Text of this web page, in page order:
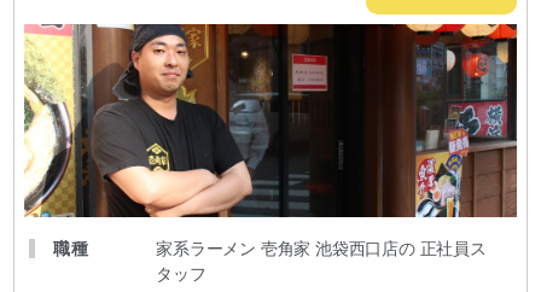
職種
家系ラーメン 壱角家 池袋西口店の 正社員ス
タッフ